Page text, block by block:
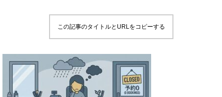
この記事のタイトルとURLをコピーする